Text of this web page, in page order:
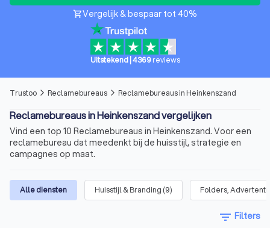
shopping_cartVergelijk & bespaar tot 40%
Uitstekend| 4369 reviews
Trustoo arrow_forward_ios Reclamebureaus arrow_forward_ios Reclamebureaus in Heinkenszand
Reclamebureaus in Heinkenszand vergelijken
Vind een top 10 Reclamebureaus in Heinkenszand. Voor een
reclamebureau dat meedenkt bij de huisstijl, strategie en
campagnes op maat.
Alle diensten Huisstijl & Branding (9) Folders,
filter_list Filters